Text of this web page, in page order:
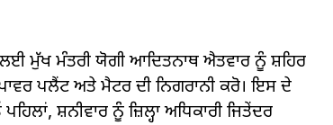
ਲਈ ਮੁੱਖ ਮੰਤਰੀ ਯੋਗੀ ਆਦਿਤਨਾਥ ਐਤਵਾਰ ਨੂੰ ਸ਼ਹਿਰ
ਪਲੈਂਟ ਅਤੇ ਮੈਟਰ ਦੀ ਨਿਗਰਾਨੀ ਕਰੋ। ਇਸ ਦੇ
ਸ਼ਨੀਵਾਰ ਨੂੰ ਜ਼ਿਲ੍ਹਾ ਅਧਿਕਾਰੀ ਜਿਤੇਂਦਰ